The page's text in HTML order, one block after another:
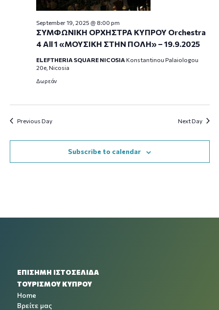
ΣΥΜΦΩΝΙΚΗ ΟΡΧΗΣΤΡΑ ΚΥΠΡΟΥ Orchestra
4 All 1 «ΜΟΥΣΙΚΗ ΣΤΗΝ ΠΟΛΗ» – 19.9.2025
September 19, 2025 @ 8:00 pm
ELEFTHERIA SQUARE NICOSIA Konstantinou Palaiologou
20e, Nicosia
Δωρεάν
Previous Day Next Day
Subscribe to calendar
ΕΠΙΣΗΜΗ ΙΣΤΟΣΕΛΙΔΑ
ΤΟΥΡΙΣΜΟΥ ΚΥΠΡΟΥ
Home
Βρείτε μας